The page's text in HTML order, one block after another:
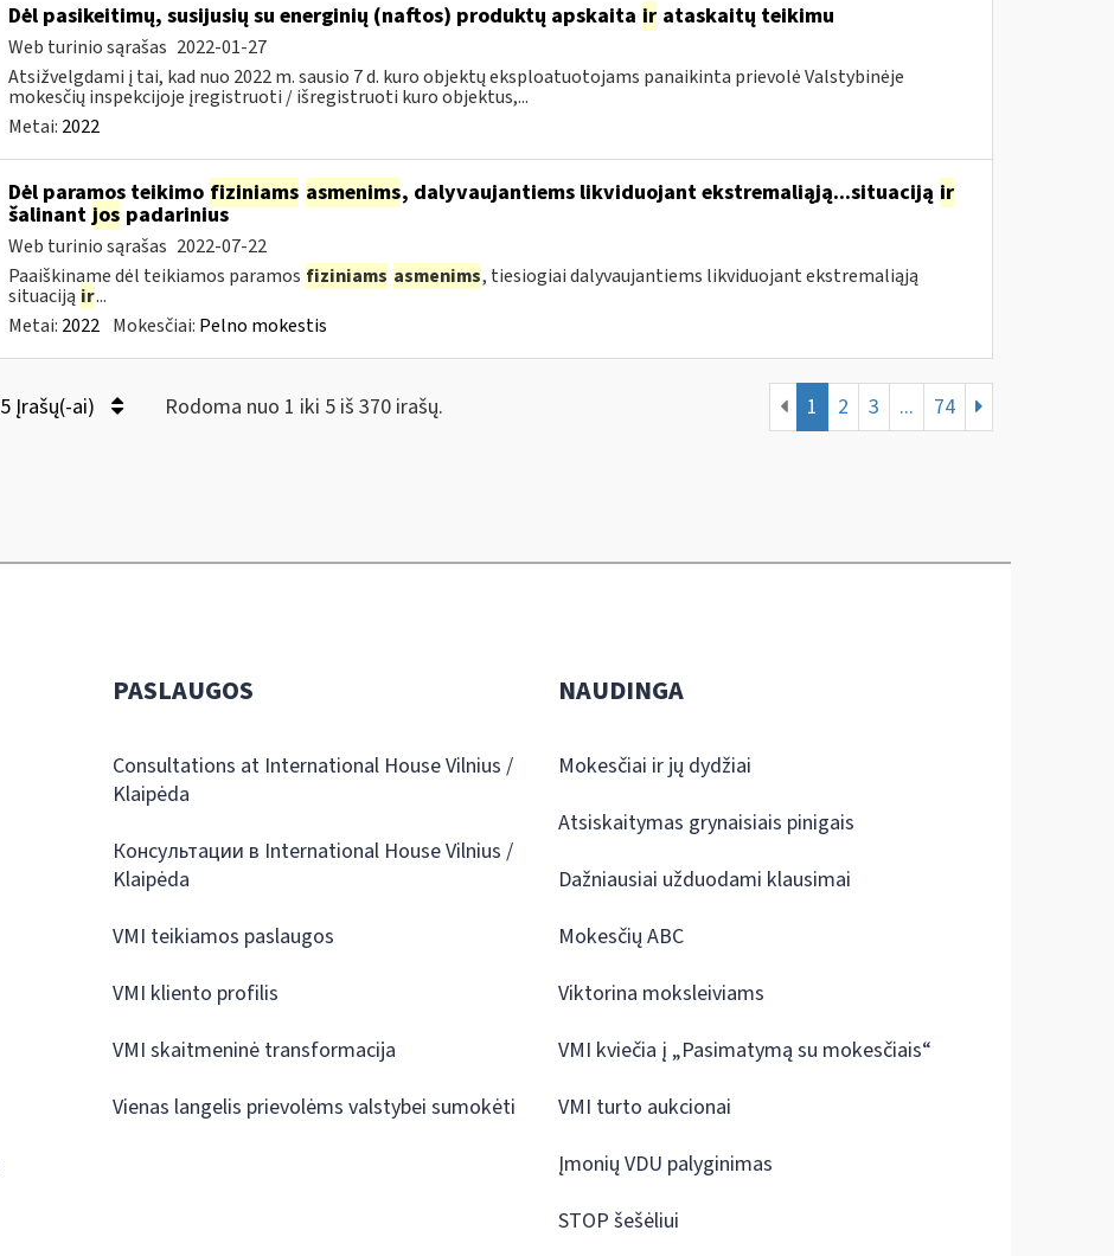
Dėl pasikeitimų, susijusių su energinių (naftos) produktų apskaita irataskaitų teikimu
Web turinio sąrašas 2022-01-27
Atsižvelgdami į tai, kad nuo 2022 m. sausio 7 d. kuro objektų eksploatuotojams panaikinta prievolė Valstybinėje
mokesčių inspekcijoje įregistruoti / išregistruoti kuro objektus,...
Metai: 2022
Dėl paramos teikimo fiziniams asmenims, dalyvaujantiems likviduojant ekstremaliąją...situaciją ir
šalinantjos padarinius
Web turinio sąrašas 2022-07-22
Paaiškiname dėl teikiamos paramos fiziniams asmenims, tiesiogiai dalyvaujantiems likviduojant ekstremaliąją
situaciją ir...
Metai: 2022 Mokesčiai: Pelno mokestis
5 Įrašų(-ai) Rodoma nuo 1 iki 5 iš 370 irašų. 1 2 3 ... 74
PASLAUGOS
Consultations at International House Vilnius /
Klaipėda
Консультации в International House Vilnius /
Klaipėda
VMI teikiamos paslaugos
VMI kliento profilis
VMI skaitmeninė transformacija
Vienas langelis prievolėms valstybei sumokėti
NAUDINGA
Mokesčiai ir jų dydžiai
Atsiskaitymas grynaisiais pinigais
Dažniausiai užduodami klausimai
Mokesčių ABC
Viktorina moksleiviams
VMI kviečia į „Pasimatymą su mokesčiais“
VMI turto aukcionai
Įmonių VDU palyginimas
STOP šešėliui